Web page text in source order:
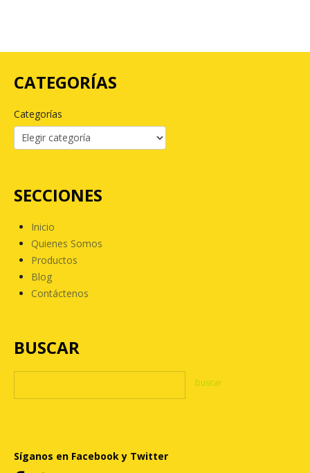
CATEGORÍAS
Categorías
SECCIONES
Inicio
Quienes Somos
Productos
Blog
Contáctenos
BUSCAR
Síganos en Facebook y Twitter